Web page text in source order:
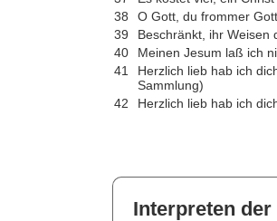
38
O Gott, du frommer
39
Beschränkt, ihr Weisen
40
Meinen Jesum laß ich
41
Herzlich lieb hab ich
Sammlung)
42
Herzlich lieb hab ich
Interpreten